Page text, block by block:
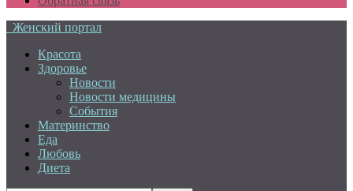
Женский портал
Красота
Здоровье
Новости
Новости медицины
События
Материнство
Еда
Любовь
Диета